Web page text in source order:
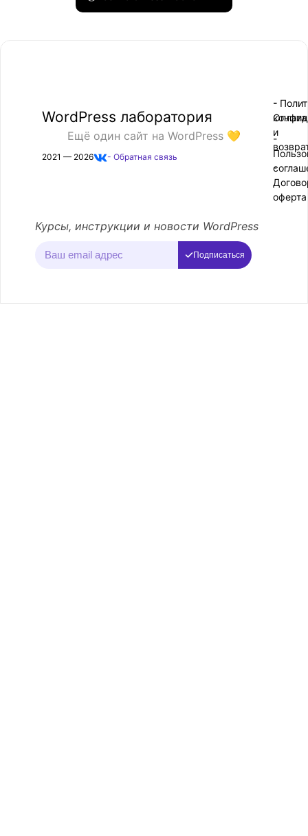
WordPress лаборатория
Ещё один сайт на WordPress 💛
2021 — 2026 - Обратная связь
-
-
-
Оплата
и
-
оферта
Курсы, инструкции и новости WordPress
Подписаться